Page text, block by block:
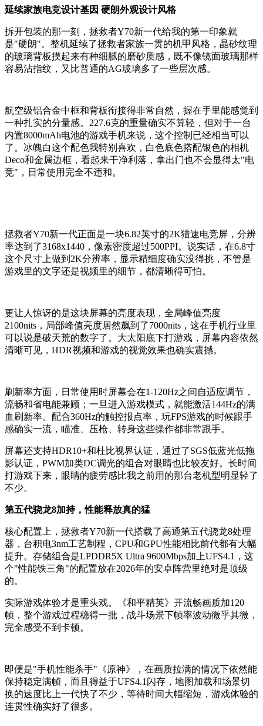
延续家族电竞设计基因 硬朗外观设计风格
拆开包装的那一刻，拯救者Y70新一代给我的第一印象就
是"硬朗"。整机延续了拯救者家族一贯的机甲风格，晶砂纹理
的玻璃背板摸起来有种细腻的磨砂质感，既不像镜面玻璃那样
容易沾指纹，又比普通的AG玻璃多了一些层次感。
航空级铝合金中框和背板衔接得非常自然，握在手里能感觉到
一种扎实的分量感。227.6克的重量确实不算轻，但对于一台
内置8000mAh电池的游戏手机来说，这个控制已经相当可以
了。冰魄白这个配色我特别喜欢，白色底色搭配银色的相机
Deco和金属边框，看起来干净利落，拿出门也不会显得太"电
竞"，日常使用完全不违和。
拯救者Y70新一代正面是一块6.82英寸的2K猎速电竞屏，分辨
率达到了3168x1440，像素密度超过500PPI。说实话，在6.8寸
这个尺寸上做到2K分辨率，显示精细度确实没得挑，不管是
游戏里的文字还是视频里的细节，都清晰得可怕。
更让人惊讶的是这块屏幕的亮度表现，全局峰值亮度
2100nits，局部峰值亮度居然飙到了7000nits，这在手机行业里
可以说是破天荒的数字了。大太阳底下打游戏，屏幕内容依然
清晰可见，HDR视频和游戏的视觉效果也确实震撼。
刷新率方面，日常使用时屏幕会在1-120Hz之间自适应调节，
流畅和省电能兼顾；一旦进入游戏模式，就能激活144Hz的满
血刷新率。配合360Hz的触控报点率，玩FPS游戏的时候跟手
感确实一流，瞄准、压枪、转身这些操作都非常跟手。
屏幕还支持HDR10+和杜比视界认证，通过了SGS低蓝光低拖
影认证，PWM加类DC调光的组合对眼睛也比较友好。长时间
打游戏下来，眼睛的疲劳感比我之前用的那台老机型明显轻了
不少。
第五代骁龙8加持，性能释放真的猛
核心配置上，拯救者Y70新一代搭载了高通第五代骁龙8处理
器，台积电3nm工艺制程，CPU和GPU性能相比前代都有大幅
提升。存储组合是LPDDR5X Ultra 9600Mbps加上UFS4.1，这
个"性能铁三角"的配置放在2026年的安卓阵营里绝对是顶级
的。
实际游戏体验才是重头戏。《和平精英》开流畅画质加120
帧，整个游戏过程稳得一批，战斗场景下帧率波动微乎其微，
完全感受不到卡顿。
即便是"手机性能杀手"《原神》，在画质拉满的情况下依然能
保持稳定满帧，而且得益于UFS4.1闪存，地图加载和场景切
换的速度比上一代快了不少，等待时间大幅缩短，游戏体验的
连贯性确实好了很多。